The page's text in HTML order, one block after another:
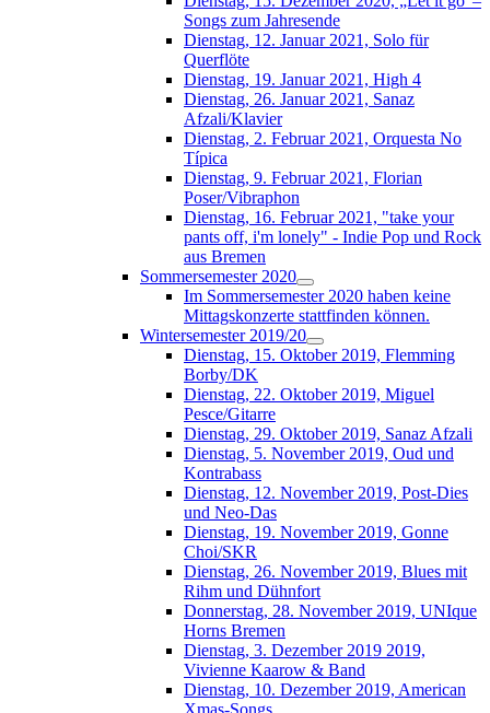
Songs zum Jahresende
Dienstag, 12. Januar 2021, Solo für
Querflöte
Dienstag, 19. Januar 2021, High 4
Dienstag, 26. Januar 2021, Sanaz
Afzali/Klavier
Dienstag, 2. Februar 2021, Orquesta No
Típica
Dienstag, 9. Februar 2021, Florian
Poser/Vibraphon
Dienstag, 16. Februar 2021, "take your
pants off, i'm lonely" - Indie Pop und Rock
aus Bremen
Sommersemester 2020
Im Sommersemester 2020 haben keine
Mittagskonzerte stattfinden können.
Wintersemester 2019/20
Dienstag, 15. Oktober 2019, Flemming
Borby/DK
Dienstag, 22. Oktober 2019, Miguel
Pesce/Gitarre
Dienstag, 29. Oktober 2019, Sanaz Afzali
Dienstag, 5. November 2019, Oud und
Kontrabass
Dienstag, 12. November 2019, Post-Dies
und Neo-Das
Dienstag, 19. November 2019, Gonne
Choi/SKR
Dienstag, 26. November 2019, Blues mit
Rihm und Dühnfort
Donnerstag, 28. November 2019, UNIque
Horns Bremen
Dienstag, 3. Dezember 2019 2019,
Vivienne Kaarow & Band
Dienstag, 10. Dezember 2019, American
Xmas-Songs